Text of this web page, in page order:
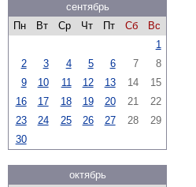
сентябрь
Пн
Вт Ср Чт Пт Сб
Вс
1
2
3 4 5 6 7
8
9
10 11 12 13 14
15
16
17 18 19 20 21
22
23
24 25 26 27 28
29
30
октябрь